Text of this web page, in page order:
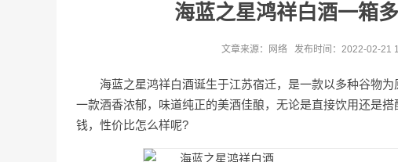
海蓝之星鸿祥白酒一箱
文章来源：网络 发布时间：2022-02-
海蓝之星鸿祥白酒诞生于江苏宿迁，是一款以多种谷物
一款酒香浓郁，味道纯正的美酒佳酿，无论是直接饮用还是
钱，性价比怎么样呢?